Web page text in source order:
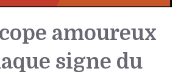
amoureux
signe du